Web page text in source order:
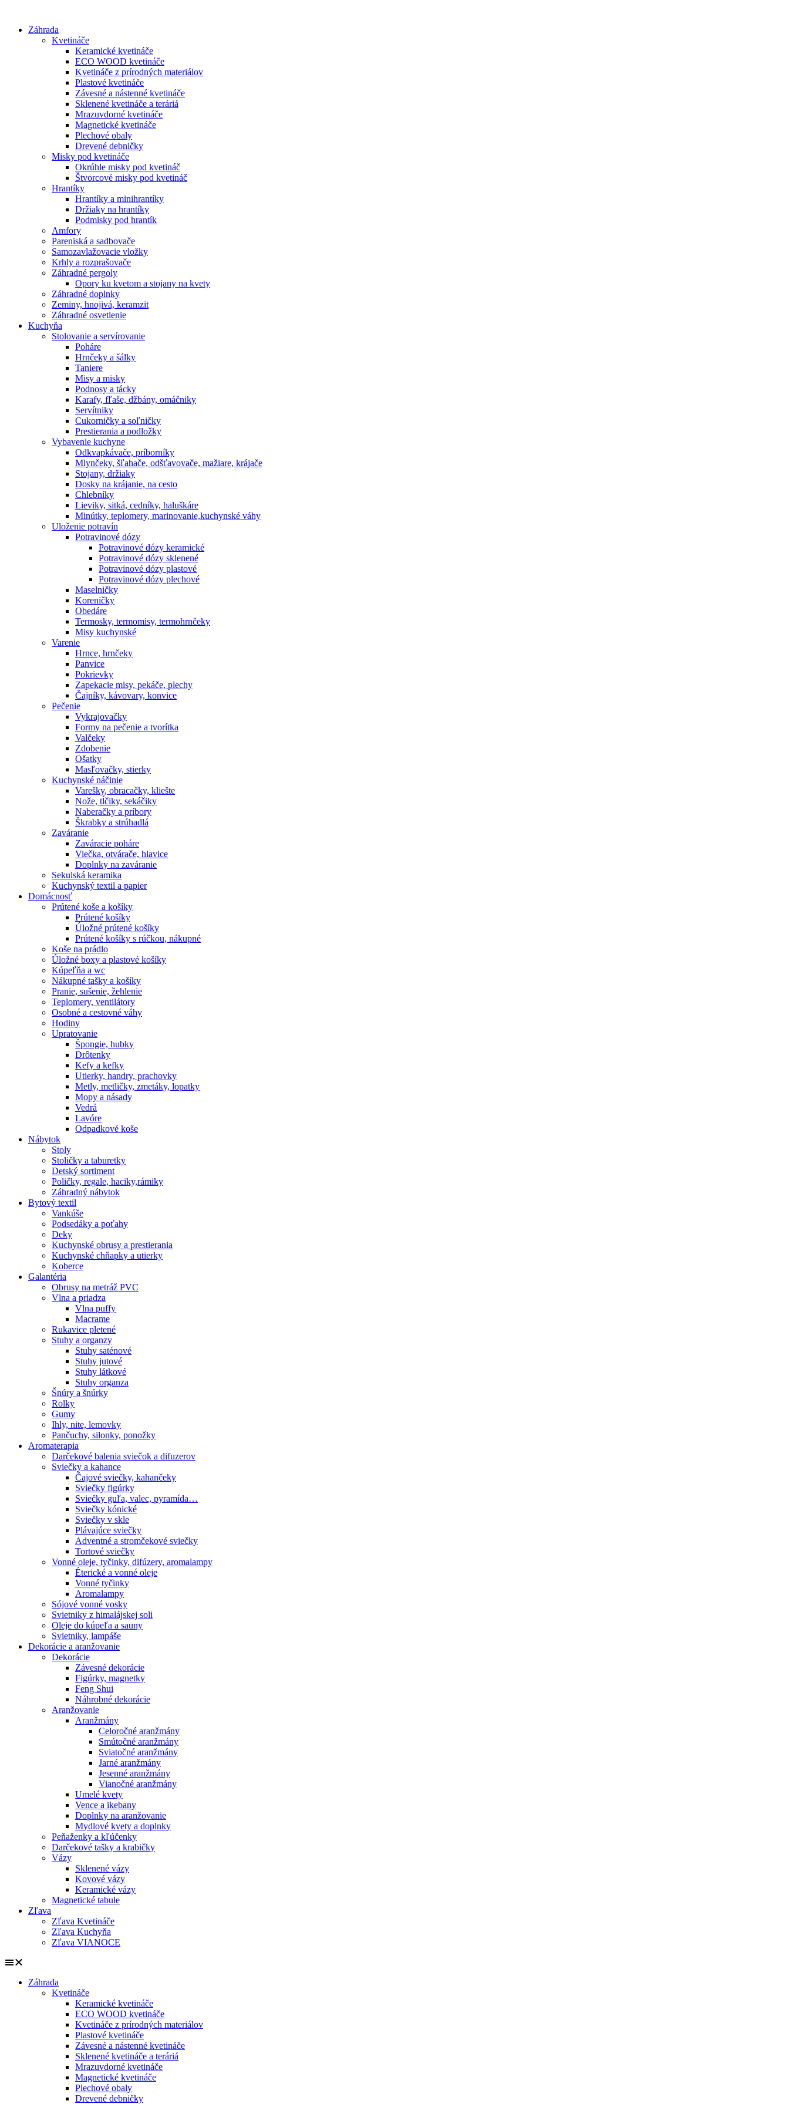
obsah
Záhrada
Kvetináče
Keramické kvetináče
ECO WOOD kvetináče
Kvetináče z prírodných materiálov
Plastové kvetináče
Závesné a nástenné kvetináče
Sklenené kvetináče a teráriá
Mrazuvdorné kvetináče
Magnetické kvetináče
Plechové obaly
Drevené debničky
Misky pod kvetináče
Okrúhle misky pod kvetináč
Štvorcové misky pod kvetináč
Hrantíky
Hrantíky a minihrantíky
Držiaky na hrantíky
Podmisky pod hrantík
Amfory
Pareniská a sadbovače
Samozavlažovacie vložky
Krhly a rozprašovače
Záhradné pergoly
Opory ku kvetom a stojany na kvety
Záhradné doplnky
Zeminy, hnojivá, keramzit
Záhradné osvetlenie
Kuchyňa
Stolovanie a servírovanie
Poháre
Hrnčeky a šálky
Taniere
Misy a misky
Podnosy a tácky
Karafy, fľaše, džbány, omáčniky
Servítniky
Cukorničky a soľničky
Prestierania a podložky
Vybavenie kuchyne
Odkvapkávače, príborníky
Mlynčeky, šľahače, odšťavovače, mažiare, krájače
Stojany, držiaky
Dosky na krájanie, na cesto
Chlebníky
Lieviky, sitká, cedníky, haluškáre
Minútky, teplomery, marinovanie,kuchynské váhy
Uloženie potravín
Potravinové dózy
Potravinové dózy keramické
Potravinové dózy sklenené
Potravinové dózy plastové
Potravinové dózy plechové
Maselničky
Koreničky
Obedáre
Termosky, termomisy, termohrnčeky
Misy kuchynské
Varenie
Hrnce, hrnčeky
Panvice
Pokrievky
Zapekacie misy, pekáče, plechy
Čajníky, kávovary, konvice
Pečenie
Vykrajovačky
Formy na pečenie a tvorítka
Valčeky
Zdobenie
Ošatky
Masľovačky, stierky
Kuchynské náčinie
Varešky, obracačky, kliešte
Nože, tĺčiky, sekáčiky
Naberačky a príbory
Škrabky a strúhadlá
Zaváranie
Zaváracie poháre
Viečka, otvárače, hlavice
Doplnky na zaváranie
Sekulská keramika
Kuchynský textil a papier
Domácnosť
Prútené koše a košíky
Prútené košíky
Úložné prútené košíky
Prútené košíky s rúčkou, nákupné
Koše na prádlo
Úložné boxy a plastové košíky
Kúpeľňa a wc
Nákupné tašky a košíky
Pranie, sušenie, žehlenie
Teplomery, ventilátory
Osobné a cestovné váhy
Hodiny
Upratovanie
Špongie, hubky
Drôtenky
Kefy a kefky
Utierky, handry, prachovky
Metly, metličky, zmetáky, lopatky
Mopy a násady
Vedrá
Lavóre
Odpadkové koše
Nábytok
Stoly
Stoličky a taburetky
Detský sortiment
Poličky, regale, haciky,rámiky
Záhradný nábytok
Bytový textil
Vankúše
Podsedáky a poťahy
Deky
Kuchynské obrusy a prestierania
Kuchynské chňapky a utierky
Koberce
Galantéria
Obrusy na metráž PVC
Vlna a priadza
Vlna puffy
Macrame
Rukavice pletené
Stuhy a organzy
Stuhy saténové
Stuhy jutové
Stuhy látkové
Stuhy organza
Šnúry a šnúrky
Rolky
Gumy
Ihly, nite, lemovky
Pančuchy, silonky, ponožky
Aromaterapia
Darčekové balenia sviečok a difuzerov
Sviečky a kahance
Čajové sviečky, kahančeky
Sviečky figúrky
Sviečky guľa, valec, pyramída…
Sviečky kónické
Sviečky v skle
Plávajúce sviečky
Adventné a stromčekové sviečky
Tortové sviečky
Vonné oleje, tyčinky, difúzery, aromalampy
Éterické a vonné oleje
Vonné tyčinky
Aromalampy
Sójové vonné vosky
Svietniky z himalájskej soli
Oleje do kúpeľa a sauny
Svietniky, lampáše
Dekorácie a aranžovanie
Dekorácie
Závesné dekorácie
Figúrky, magnetky
Feng Shui
Náhrobné dekorácie
Aranžovanie
Aranžmány
Celoročné aranžmány
Smútočné aranžmány
Sviatočné aranžmány
Jarné aranžmány
Jesenné aranžmány
Vianočné aranžmány
Umelé kvety
Vence a ikebany
Doplnky na aranžovanie
Mydlové kvety a doplnky
Peňaženky a kľúčenky
Darčekové tašky a krabičky
Vázy
Sklenené vázy
Kovové vázy
Keramické vázy
Magnetické tabule
Zľava
Zľava Kvetináče
Zľava Kuchyňa
Zľava VIANOCE
Záhrada
Kvetináče
Keramické kvetináče
ECO WOOD kvetináče
Kvetináče z prírodných materiálov
Plastové kvetináče
Závesné a nástenné kvetináče
Sklenené kvetináče a teráriá
Mrazuvdorné kvetináče
Magnetické kvetináče
Plechové obaly
Drevené debničky